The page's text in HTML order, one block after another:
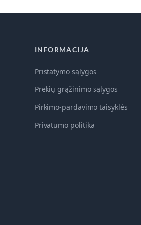
INFORMACIJA
Pristatymo sąlygos
Prekių grąžinimo sąlygos
Pirkimo-pardavimo taisyklės
Privatumo politika